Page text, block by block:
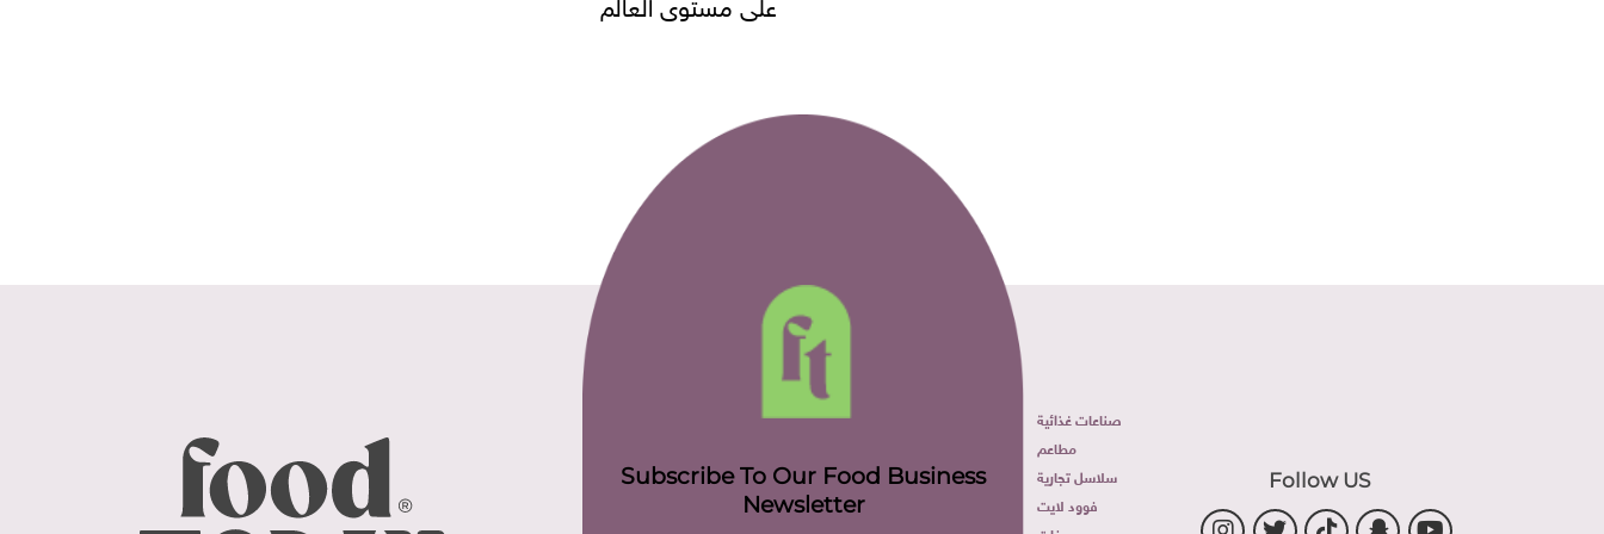
Follow US
صناعات غذائية
مطاعم
سلاسل تجارية
فوود لايت
Subscribe To Our Food Business
Newsletter